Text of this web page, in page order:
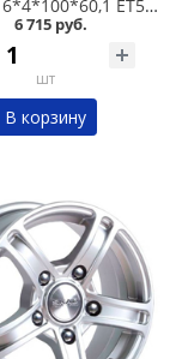
Диск 6*16*4*100*60,1 ET50 Скад Акула Графит в Омске
6 715 руб.
шт
В корзину